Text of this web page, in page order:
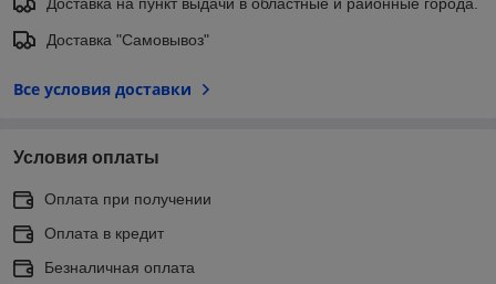
Доставка "Самовывоз"
Все условия доставки
Условия оплаты
Оплата при получении
Оплата в кредит
Безналичная оплата